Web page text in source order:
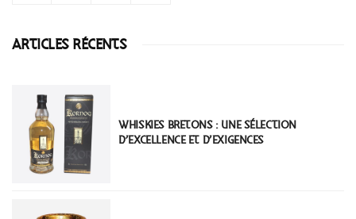
ARTICLES RÉCENTS
WHISKIES BRETONS : UNE SÉLECTION
D’EXCELLENCE ET D’EXIGENCES